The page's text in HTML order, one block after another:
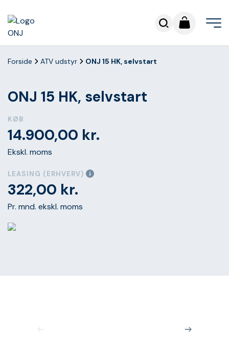
Forside ATV udstyr ONJ 15 HK, selvstart
ONJ 15 HK, selvstart
KØB
14.900,00 kr.
Ekskl. moms
LEASING (ERHVERV)
322,00 kr.
Pr. mnd. ekskl. moms